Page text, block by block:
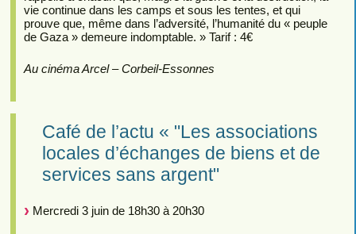
vie continue dans les camps et sous les tentes, et qui
prouve que, même dans l’adversité, l’humanité du « peuple
de Gaza » demeure indomptable. » Tarif : 4€
Au cinéma Arcel – Corbeil-Essonnes
Café de l’actu « "Les associations
locales d’échanges de biens et de
services sans argent"
Mercredi 3 juin de 18h30 à 20h30